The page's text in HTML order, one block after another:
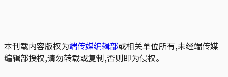
本刊载内容版权为端传媒编辑部或相关单位所有,未经端传媒
编辑部授权,请勿转载或复制,否则即为侵权。